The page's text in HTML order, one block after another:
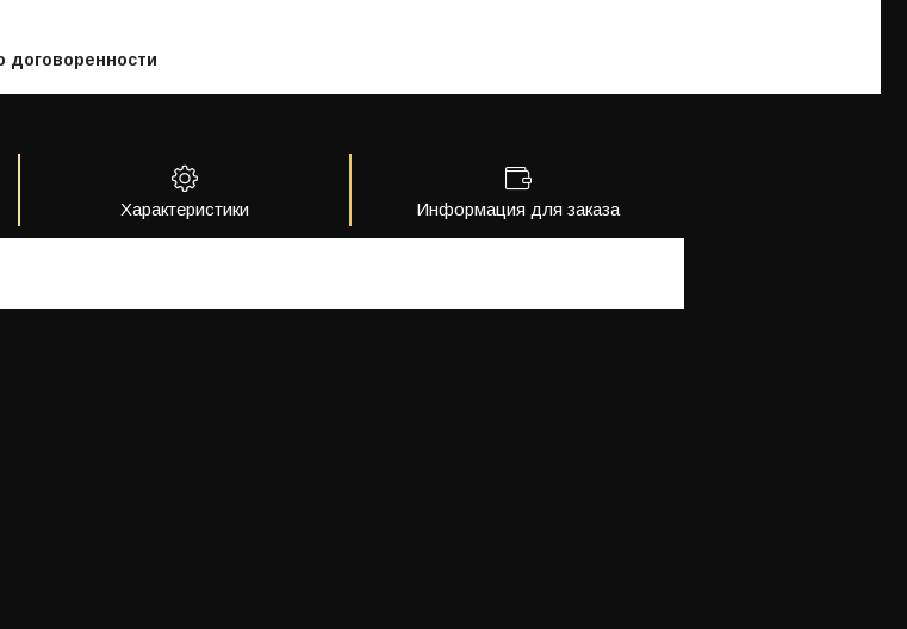
договоренности
Характеристики Информация для заказа